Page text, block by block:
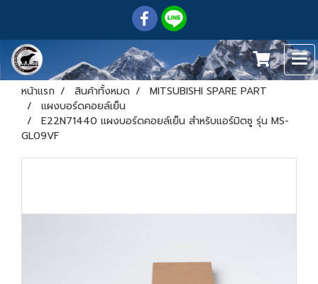
หน้าแรก สินค้าทั้งหมด
MITSUBISHI SPARE PART
แผงบอร์ดคอยล์เย็น
E22N71440 แผงบอร์ดคอยล์เย็น สำหรับแอร์มิตซู รุ่น MS-
GL09VF